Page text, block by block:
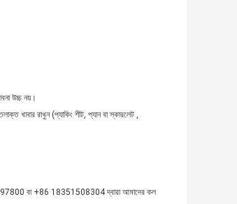
উচ্চ নয়।
খাবার রাখুন (প্যাকিং শীট, প্যান বা স্কারলেট ,
বা +86 18351508304 দ্বারা আমাদের কল